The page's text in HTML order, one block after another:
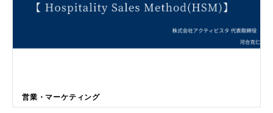
営業・マーケティング